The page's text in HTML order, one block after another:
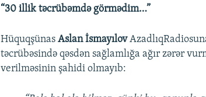
“30 illik təcrübəmdə görmədim…”
HüquqşünasAslan İsmayılov
təcrübəsində qəsdən sağlamlığa ağır zərər
verilməsinin şahidi olmayıb: